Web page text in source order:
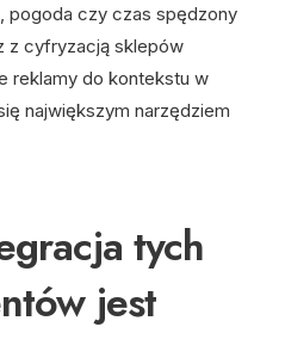
pogoda czy czas spędzony
z cyfryzacją sklepów
reklamy do kontekstu w
największym narzędziem
tych
jest